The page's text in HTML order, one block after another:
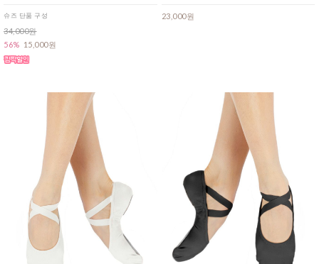
슈즈 단품 구성
34,000원
56% 15,000원
23,000원